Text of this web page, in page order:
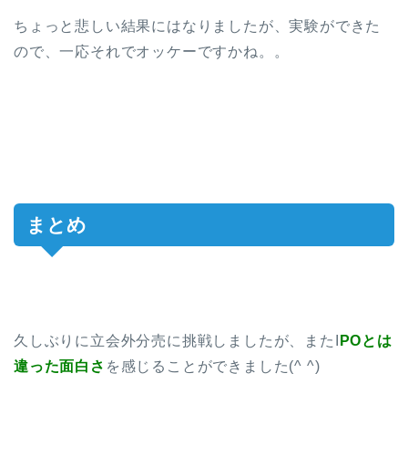
ちょっと悲しい結果にはなりましたが、実験ができた
ので、一応それでオッケーですかね。。
まとめ
久しぶりに立会外分売に挑戦しましたが、またI
POとは
違った面白さ を感じることができました(^ ^)